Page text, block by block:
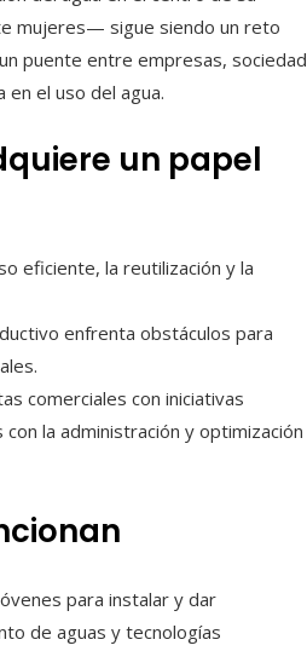
mujeres— sigue siendo un reto
puente entre empresas, sociedad
el uso del agua.
un papel
eficiente, la reutilización y la
enfrenta obstáculos para
comerciales con iniciativas
la administración y optimización
para instalar y dar
de aguas y tecnologías